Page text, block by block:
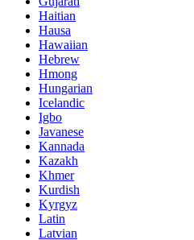
Haitian
Hausa
Hawaiian
Hebrew
Hmong
Hungarian
Icelandic
Igbo
Javanese
Kannada
Kazakh
Khmer
Kurdish
Kyrgyz
Latin
Latvian